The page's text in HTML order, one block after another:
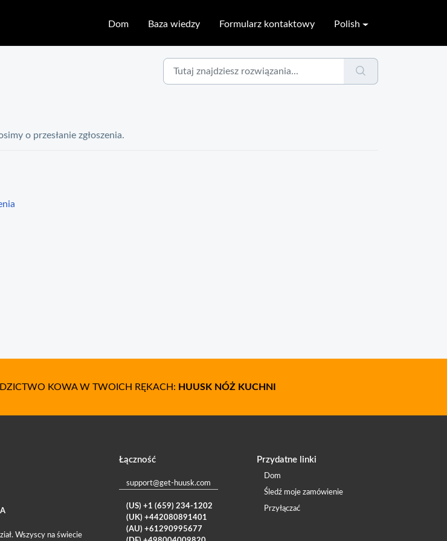
Dom Baza wiedzy Formularz kontaktowy Polish
o przesłanie zgłoszenia.
KOWA W TWOICH RĘKACH: HUUSK NÓŻ KUCHNI
Wszyscy na świecie
Łączność
support@get-huusk.com
(US) +1 (659) 234-1202
(UK) +442080891401
(AU) +61290995677
Przydatne linki
Dom
Śledź moje zamówienie
Przyłączać